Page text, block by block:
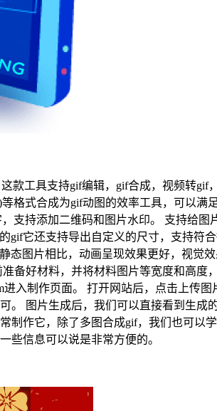
款工具支持gif编辑，gif合成，视频转
格式合成为gif动图的效率工具，可以
支持添加二维码和图片水印。 支持给
gif它还支持导出自定义的尺寸，支持
态图片相比，动画呈现效果更好，视
备好材料，并将材料图片等宽度和高
进入制作页面。 打开网站后，点击上
。 图片生成后，我们可以直接看到生
制作它，除了多图合成gif，我们也可
些信息可以说是非常方便的。